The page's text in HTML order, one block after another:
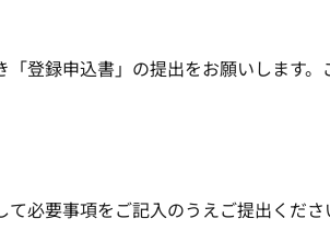
登録申込書」の提出をお願いします
必要事項をご記入のうえご提出くださ